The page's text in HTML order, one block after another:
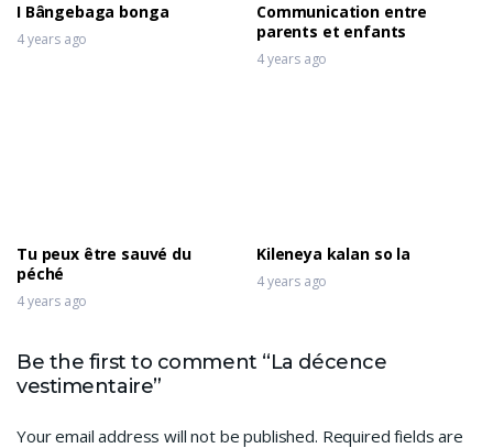
I Bângebaga bonga
4 years ago
Communication entre
parents et enfants
4 years ago
Tu peux être sauvé du
péché
4 years ago
Kileneya kalan so la
4 years ago
Be the first to comment “La décence
vestimentaire”
Your email address will not be published. Required fields are